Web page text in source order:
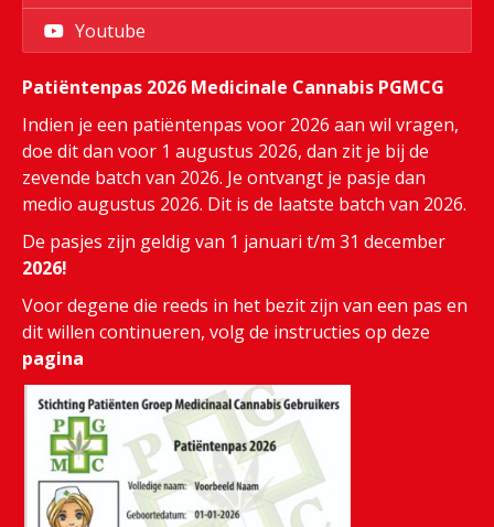
Youtube
Patiëntenpas 2026 Medicinale Cannabis PGMCG
Indien je een patiëntenpas voor 2026 aan wil vragen,
doe dit dan voor 1 augustus 2026, dan zit je bij de
zevende batch van 2026. Je ontvangt je pasje dan
medio augustus 2026. Dit is de laatste batch van 2026.
De pasjes zijn geldig van 1 januari t/m 31 december
2026!
Voor degene die reeds in het bezit zijn van een pas en
dit willen continueren, volg de instructies op deze
pagina